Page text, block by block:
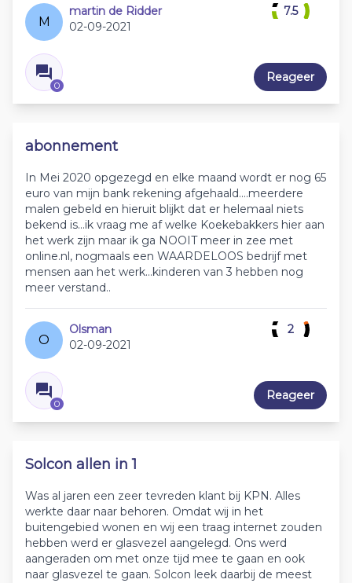
M
martin de Ridder
02-09-2021
0
7.5
Reageer
abonnement
In Mei 2020 opgezegd en elke maand wordt er nog 65
euro van mijn bank rekening afgehaald....meerdere
malen gebeld en hieruit blijkt dat er helemaal niets
bekend is...ik vraag me af welke Koekebakkers hier aan
het werk zijn maar ik ga NOOIT meer in zee met
online.nl, nogmaals een WAARDELOOS bedrijf met
mensen aan het werk...kinderen van 3 hebben nog
meer verstand..
O
Olsman
02-09-2021
0
2
Reageer
Solcon allen in 1
Was al jaren een zeer tevreden klant bij KPN. Alles
werkte daar naar behoren. Omdat wij in het
buitengebied wonen en wij een traag internet zouden
hebben werd er glasvezel aangelegd. Ons werd
aangeraden om met onze tijd mee te gaan en ook
naar glasvezel te gaan. Solcon leek daarbij de meest